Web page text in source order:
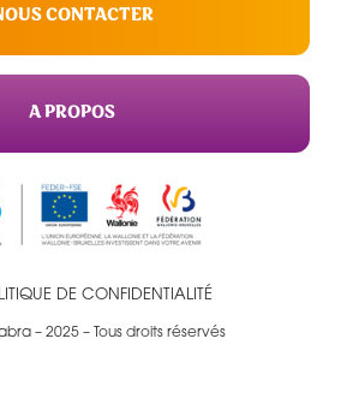
CONTACTER
A PROPOS
DE CONFIDENTIALITÉ
– 2025 – Tous droits réservés